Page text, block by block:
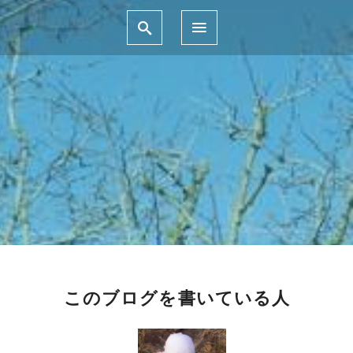
このブログを書いている人